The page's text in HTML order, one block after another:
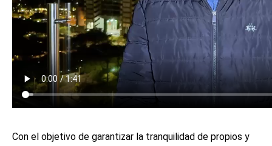
Con el objetivo de garantizar la tranquilidad de propios y